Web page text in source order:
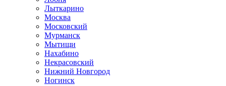
Лыткарино
Москва
Московский
Мурманск
Мытищи
Нахабино
Некрасовский
Нижний Новгород
Ногинск